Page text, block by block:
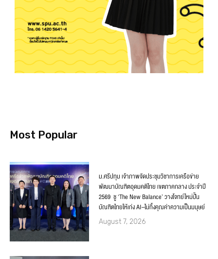
Most Popular
ม.ศรีปทุม เจ้าภาพจัดประชุมวิชาการเครือข่าย
พัฒนาบัณฑิตอุดมคติไทย เขตภาคกลาง ประจำปี
2569 ชู ‘The New Balance’ วางโจทย์ใหม่ปั้น
บัณฑิตไทยให้เก่ง AI–ไม่ทิ้งคุณค่าความเป็นมนุษย์
August 7, 2026